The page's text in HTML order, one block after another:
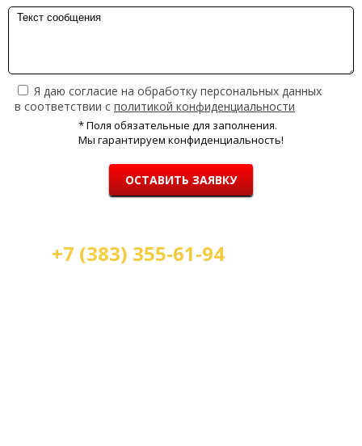
Я даю согласие на обработку персональных данных
в соответствии с политикой конфиденциальности
* Поля обязательные для заполнения.
Мы гарантируем конфиденциальность!
ОСТАВИТЬ ЗАЯВКУ
+7 (383) 355-61-94